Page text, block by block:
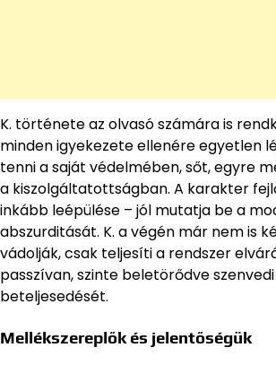
K. története az olvasó számára is
minden igyekezete ellenére egyetlen
tenni a saját védelmében, sőt, egyre
a kiszolgáltatottságban. A karakter
inkább leépülése – jól mutatja be a
abszurditását. K. a végén már nem is
vádolják, csak teljesíti a rendszer
passzívan, szinte beletörődve
beteljesedését.
Mellékszereplők és jelentőségük